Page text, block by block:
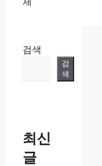
검색
검
색
최신
글